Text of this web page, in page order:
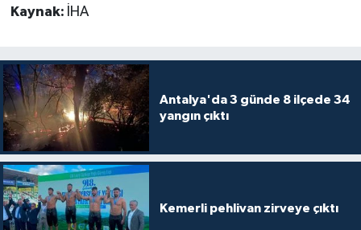
Kaynak: İHA
Antalya'da 3 günde 8 ilçede 34
yangın çıktı
Kemerli pehlivan zirveye çıktı